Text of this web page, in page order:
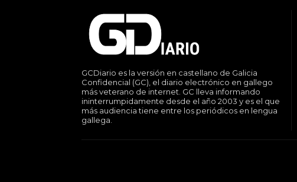
GCDiario es la versión en castellano de Galicia
Confidencial (GC), el diario electrónico en gallego
más veterano de internet. GC lleva informando
ininterrumpidamente desde el año 2003 y es el que
más audiencia tiene entre los periódicos en lengua
gallega.